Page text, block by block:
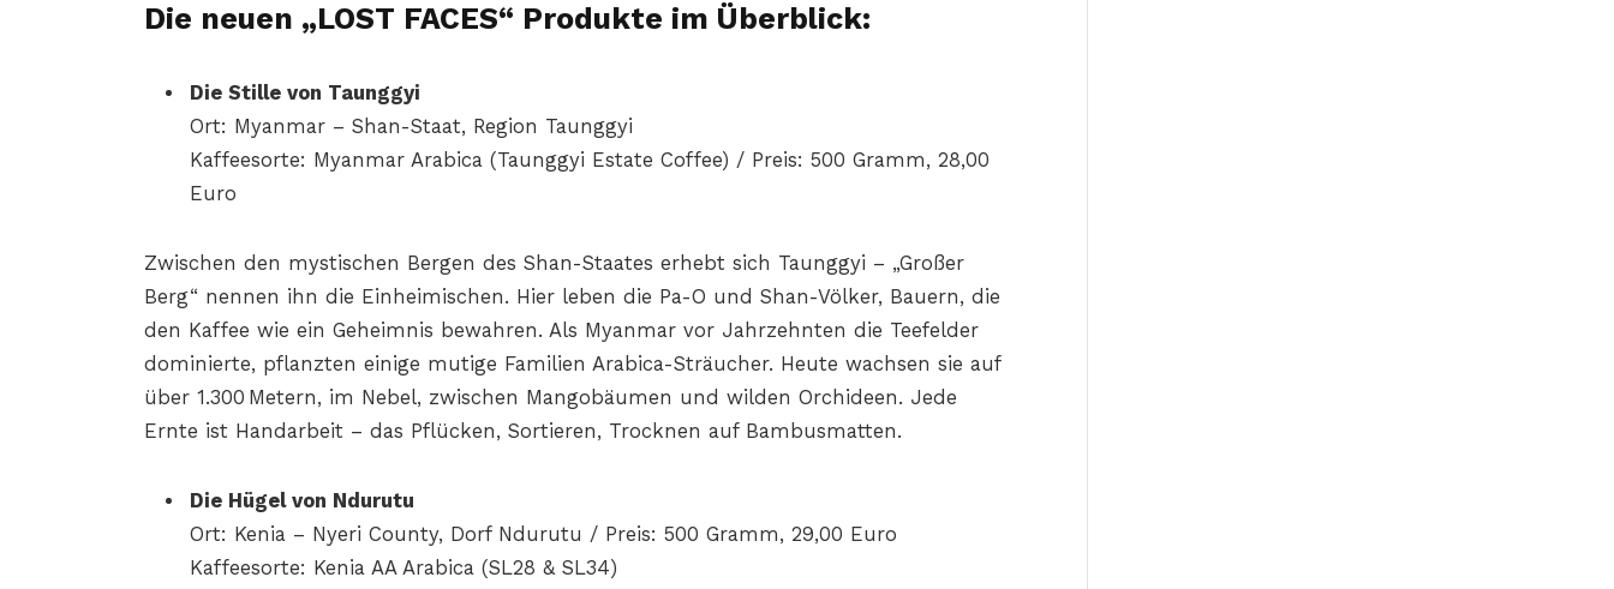
Die neuen „LOST FACES“ Produkte im Überblick:
Die Stille von Taunggyi
Ort: Myanmar – Shan-Staat, Region Taunggyi
Kaffeesorte: Myanmar Arabica (Taunggyi Estate Coffee) / Preis: 500 Gramm, 28,00
Euro
Zwischen den mystischen Bergen des Shan-Staates erhebt sich Taunggyi – „Großer
Berg“ nennen ihn die Einheimischen. Hier leben die Pa-O und Shan-Völker, Bauern, die
den Kaffee wie ein Geheimnis bewahren. Als Myanmar vor Jahrzehnten die Teefelder
dominierte, pflanzten einige mutige Familien Arabica-Sträucher. Heute wachsen sie auf
über 1.300 Metern, im Nebel, zwischen Mangobäumen und wilden Orchideen. Jede
Ernte ist Handarbeit – das Pflücken, Sortieren, Trocknen auf Bambusmatten.
Die Hügel von Ndurutu
Ort: Kenia – Nyeri County, Dorf Ndurutu / Preis: 500 Gramm, 29,00 Euro
Kaffeesorte: Kenia AA Arabica (SL28 & SL34)